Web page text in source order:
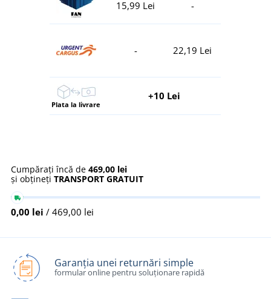
15,99 Lei -
- 22,19 Lei
Plata la livrare
+10 Lei
Cumpărați încă de 469,00 lei
și obțineți TRANSPORT GRATUIT
0,00 lei / 469,00 lei
Garanția unei returnări simple
formular online pentru soluționare rapidă